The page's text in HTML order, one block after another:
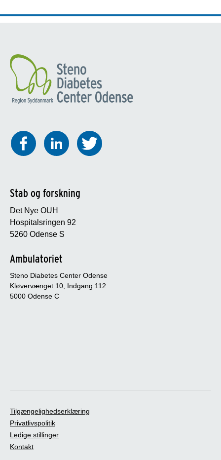
Stab og forskning
Det Nye OUH
Hospitalsringen 92
5260 Odense S
Ambulatoriet
Steno Diabetes Center Odense
Kløvervænget 10, Indgang 112
5000 Odense C
Tilgængelighedserklæring
Privatlivspolitik
Ledige stillinger
Kontakt